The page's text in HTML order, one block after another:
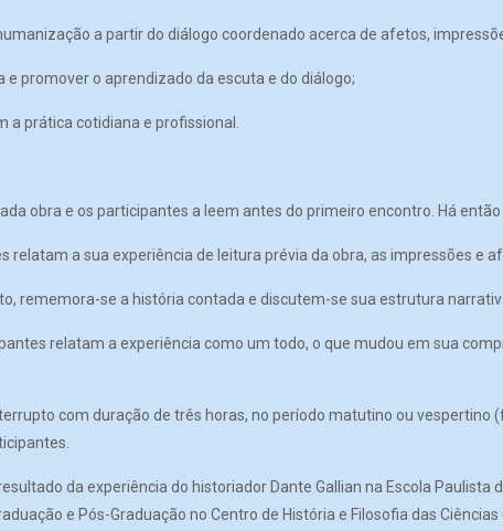
a partir do diálogo coordenado acerca de afetos,
promover o aprendizado da escuta e do diálogo;
prática cotidiana e profissional.
obra e os participantes a leem antes do primeiro encontro. Há
relatam a sua experiência de leitura prévia da obra, as impressões e
rememora-se a história contada e discutem-se sua estrutura
relatam a experiência como um todo, o que mudou em sua
com duração de três horas, no período matutino ou
da experiência do historiador Dante Gallian na Escola
e Pós-Graduação no Centro de História e Filosofia das